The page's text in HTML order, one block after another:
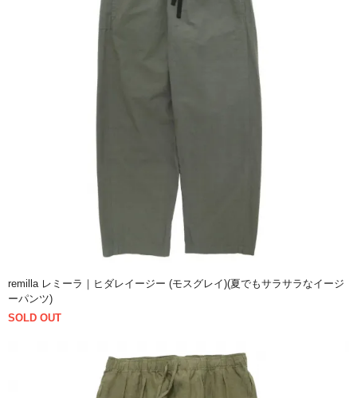
remilla レミーラ｜ヒダレイージー (モスグレイ)(夏でもサラサラなイージ
ーパンツ)
SOLD OUT